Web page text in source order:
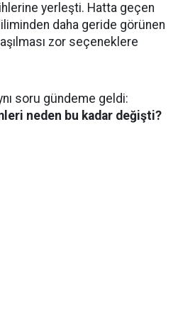
yerleşti. Hatta geçen
daha geride görünen
zor seçeneklere
soru gündeme geldi:
neden bu kadar değişti?